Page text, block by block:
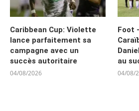
Caribbean Cup: Violette
lance parfaitement sa
campagne avec un
succès autoritaire
04/08/2026
Foot
au
04/08/